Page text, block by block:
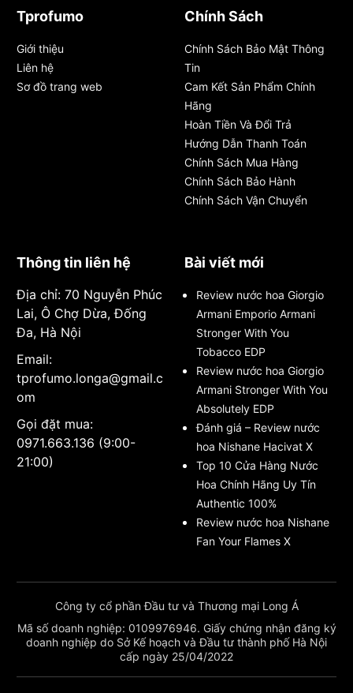
Tprofumo
Giới thiệu
Liên hệ
Sơ đồ trang web
Chính Sách
Chính Sách Bảo Mật Thông
Tin
Cam Kết Sản Phẩm Chính
Hãng
Hoàn Tiền Và Đổi Trả
Hướng Dẫn Thanh Toán
Chính Sách Mua Hàng
Chính Sách Bảo Hành
Chính Sách Vận Chuyển
Thông tin liên hệ
Địa chỉ: 70 Nguyễn Phúc
Lai, Ô Chợ Dừa, Đống
Đa, Hà Nội
Email:
tprofumo.longa@gmail.c
om
Gọi đặt mua:
0971.663.136 (9:00-
21:00)
Bài viết mới
Review nước hoa Giorgio
Armani Emporio Armani
Stronger With You
Tobacco EDP
Review nước hoa Giorgio
Armani Stronger With You
Absolutely EDP
Đánh giá – Review nước
hoa Nishane Hacivat X
Top 10 Cửa Hàng Nước
Hoa Chính Hãng Uy Tín
Authentic 100%
Review nước hoa Nishane
Fan Your Flames X
Công ty cổ phần Đầu tư và Thương mại Long Á
Mã số doanh nghiệp: 0109976946. Giấy chứng nhận đăng ký
doanh nghiệp do Sở Kế hoạch và Đầu tư thành phố Hà Nội
cấp ngày 25/04/2022